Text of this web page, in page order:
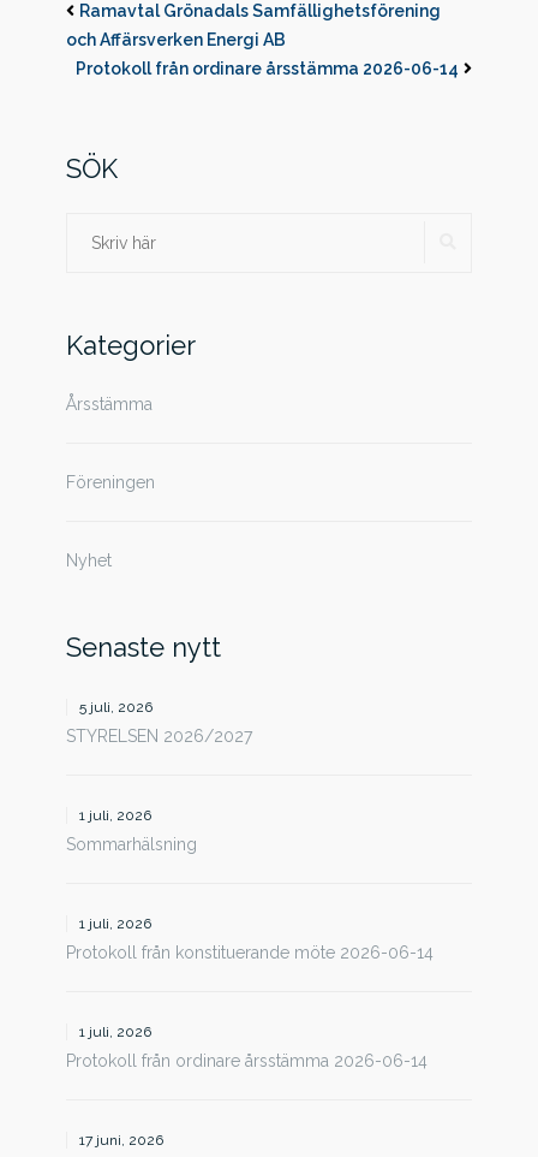
Ramavtal Grönadals Samfällighetsförening
och Affärsverken Energi AB
Protokoll från ordinare årsstämma 2026-06-14
SÖK
Sök
Kategorier
Årsstämma
Föreningen
Nyhet
Senaste nytt
5 juli, 2026
STYRELSEN 2026/2027
1 juli, 2026
Sommarhälsning
1 juli, 2026
Protokoll från konstituerande möte 2026-06-14
1 juli, 2026
Protokoll från ordinare årsstämma 2026-06-14
17 juni, 2026